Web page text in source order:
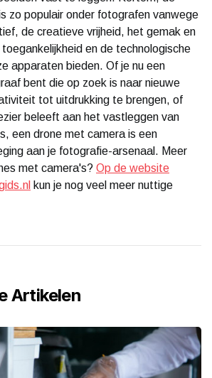
zo populair onder fotografen vanwege
de creatieve vrijheid, het gemak en
en de technologische
apparaten bieden. Of je nu een
bent die op zoek is naar nieuwe
tot uitdrukking te brengen, of
beleeft aan het vastleggen van
een drone met camera is een
aan je fotografie-arsenaal. Meer
met camera's? Op de website
kun je nog veel meer nuttige
Artikelen